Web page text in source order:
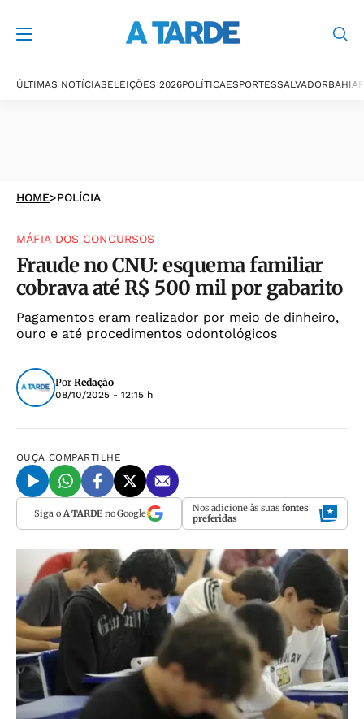
ÚLTIMAS NOTÍCIASELEIÇÕES 2026POLÍTICAESPORTESSALVADORBAHIA
HOME>POLÍCIA
MÁFIA DOS CONCURSOS
Fraude no CNU: esquema familiar
cobrava até R$ 500 mil por gabarito
Pagamentos eram realizador por meio de dinheiro,
ouro e até procedimentos odontológicos
Por Redação
08/10/2025 - 12:15 h
OUÇA COMPARTILHE
Siga o A TARDEno Google Nos adicione às suas fontes
preferidas